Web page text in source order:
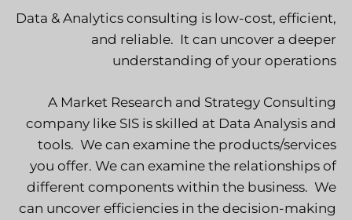
Data & Analytics consulting is low-cost, efficient,
and reliable. It can uncover a deeper
understanding of your operations
A Market Research and Strategy Consulting
company like SIS is skilled at Data Analysis and
tools. We can examine the products/services
you offer. We can examine the relationships of
different components within the business. We
can uncover efficiencies in the decision-making